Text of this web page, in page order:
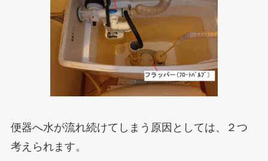
便器へ水が流れ続けてしまう原因としては、２つ
考えられます。